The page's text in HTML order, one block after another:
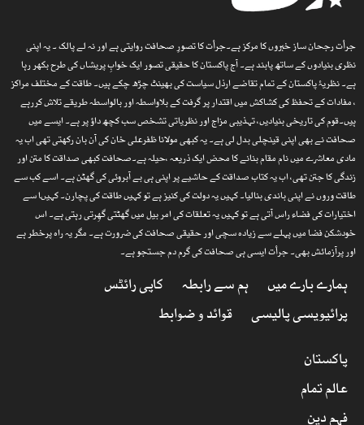
جرأت رجحان ساز خبروں کا مرکز ہے۔جرأت کا تصورِ صحافت روایتی ہے اور نہ لے پالک ۔ یہ اپنی
نظری بنیادوں کے ساتھ پابند ہے۔ آج پاکستان کا حقیقی تصور ایک خوابِ پریشاں کی طرح بکھر رہا
ہے۔ نظریۂ پاکستان کے تمام تقاضے ارذل سیاست کی بھینٹ چڑھ چکے ہیں۔ طاقت کے مختلف مراکز
، مفادات کے تحفظ کی کشاکش میں اقتدار پر گرفت کے بلاواسطہ اور بالواسطہ طریقے تلاش کررہے
ہیں۔قوم کی تاریخی بنیادیں، تہذیبی مزاج اور نظریاتی تشخص سب کچھ داؤ پر ہے۔ ایسے میں
صحافت نے بھی اپنی قینچلی بدل لی ہے۔ یہ کبھی مولانا ظفرعلی خان کی آن بان رکھتی تھی اب یہ
مادی معاشرے میں نام مقام بنانے کا محض ایک ذریعہ ،حیلہ ہے۔صحافت کبھی صداقت کا متن اور
زندگی کا جتن تھی، اب یہ کتاب صداقت کے حاشیے پر اپنی ہی بے آبروئی کی گھٹن ہے۔ اسے کب سے
طاقت وروں نے اپنی باندی بنالیا۔ کہیں یہ دولت کی کنیز ہے تو کہیں طاقت کی پچارن۔ کہیںا سے
اختیارات کی فضاء راس آتی ہے تو کہیں یہ تعلقات کی امر بیل میں گھٹتی گھِرتی رہتی ہے۔ اس
خودشکن فضا میں پہلے سے زیادہ سچی اور حقیقی صحافت کی ضرورت ہے۔ مگر یہ راہ پرخطر ہے
اور پرآزمائش بھی۔ جرأت ایسی ہی صحافت کی گرم دم جستجو ہے۔
ہمارے بارے میں ہم سے رابطہ
کاپی رائٹس
پرائیویسی پالیسی
قوائد و ضوابط
پاکستان
عالم تمام